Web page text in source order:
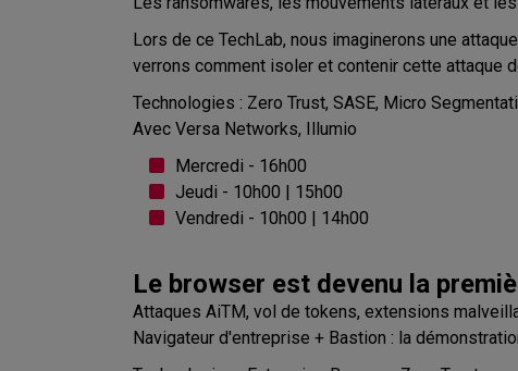
Lors de ce TechLab, nous imaginerons une
verrons comment isoler et contenir cette attaque
Technologies : Zero Trust, SASE, Micro
Avec Versa Networks, Illumio
Mercredi - 16h00
Jeudi - 10h00 | 15h00
Vendredi - 10h00 | 14h00
Le browser est devenu la
Attaques AiTM, vol de tokens, extensions
Navigateur d'entreprise + Bastion : la